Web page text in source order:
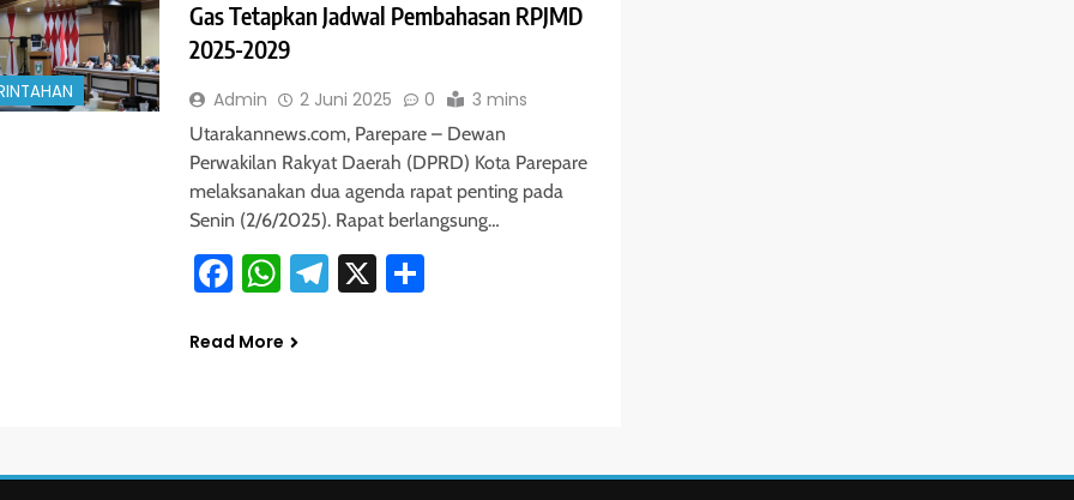
Gas Tetapkan Jadwal Pembahasan RPJMD
2025-2029
Admin 2 Juni 2025 0 3 mins
Utarakannews.com, Parepare – Dewan
Perwakilan Rakyat Daerah (DPRD) Kota Parepare
melaksanakan dua agenda rapat penting pada
Senin (2/6/2025). Rapat berlangsung…
Facebook
WhatsApp
Telegram
X Share
Read More